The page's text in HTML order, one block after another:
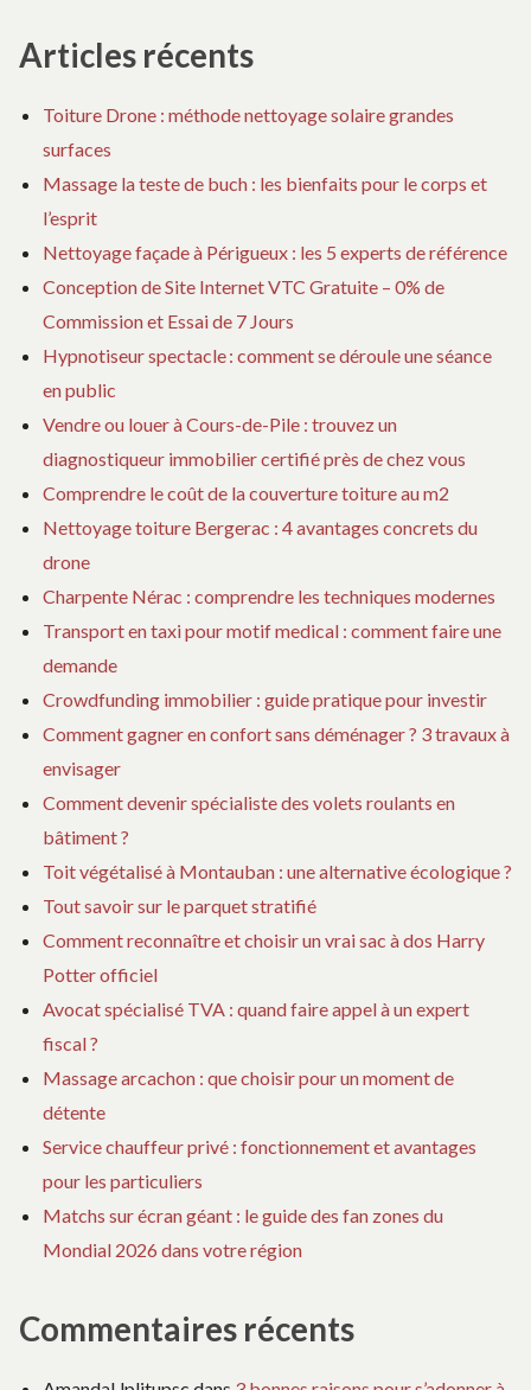
Articles récents
Toiture Drone : méthode nettoyage solaire grandes
surfaces
Massage la teste de buch : les bienfaits pour le corps et
l’esprit
Nettoyage façade à Périgueux : les 5 experts de référence
Conception de Site Internet VTC Gratuite – 0% de
Commission et Essai de 7 Jours
Hypnotiseur spectacle : comment se déroule une séance
en public
Vendre ou louer à Cours-de-Pile : trouvez un
diagnostiqueur immobilier certifié près de chez vous
Comprendre le coût de la couverture toiture au m2
Nettoyage toiture Bergerac : 4 avantages concrets du
drone
Charpente Nérac : comprendre les techniques modernes
Transport en taxi pour motif medical : comment faire une
demande
Crowdfunding immobilier : guide pratique pour investir
Comment gagner en confort sans déménager ? 3 travaux à
envisager
Comment devenir spécialiste des volets roulants en
bâtiment ?
Toit végétalisé à Montauban : une alternative écologique ?
Tout savoir sur le parquet stratifié
Comment reconnaître et choisir un vrai sac à dos Harry
Potter officiel
Avocat spécialisé TVA : quand faire appel à un expert
fiscal ?
Massage arcachon : que choisir pour un moment de
détente
Service chauffeur privé : fonctionnement et avantages
pour les particuliers
Matchs sur écran géant : le guide des fan zones du
Mondial 2026 dans votre région
Commentaires récents